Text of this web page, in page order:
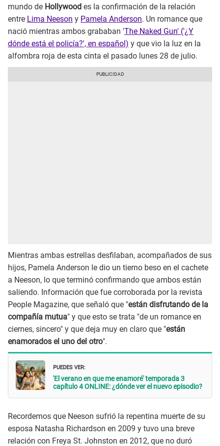
mundo de Hollywood es la confirmación de la relación
entre Lima Neeson y Pamela Anderson. Un romance que
nació mientras ambos grababan 'The Naked Gun' ('¿Y
dónde está el policía?', en español) y que vio la luz en la
alfombra roja de esta cinta el pasado lunes 28 de julio.
Mientras ambas estrellas desfilaban, acompañados de sus
hijos, Pamela Anderson le dio un tierno beso en el cachete
a Neeson, lo que terminó confirmando que ambos están
saliendo. Información que fue corroborada por la revista
People Magazine, que señaló que "están disfrutando de la
compañía mutua" y que esto se trata "de un romance en
ciernes, sincero" y que deja muy en claro que "están
enamorados el uno del otro".
PUEDES VER:
'El verano en que me enamoré' temporada 3
capítulo 4 ONLINE: ¿dónde ver el nuevo episodio?
Recordemos que Neeson sufrió la repentina muerte de su
esposa Natasha Richardson en 2009 y tuvo una breve
relación con Freya St. Johnston en 2012, que no duró